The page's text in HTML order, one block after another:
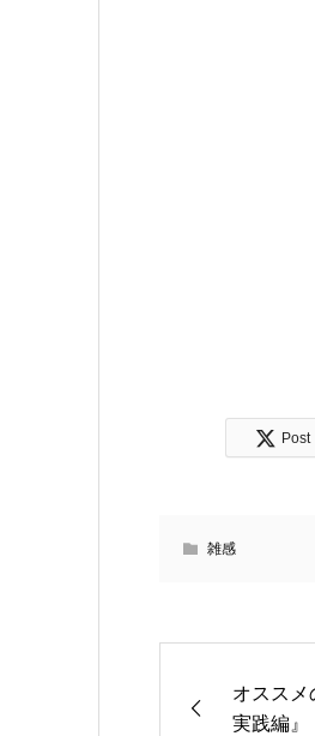
Post
雑感
オススメ
実践編』